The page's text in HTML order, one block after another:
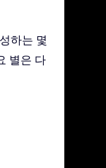
하는 몇
별은 다